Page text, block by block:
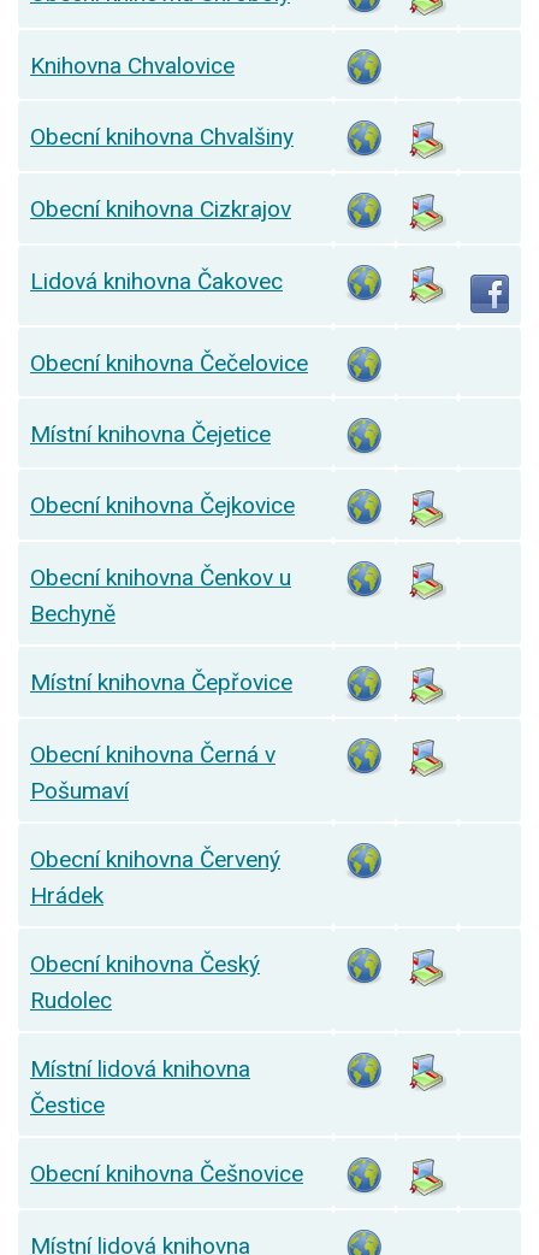
Knihovna Chvalovice
Obecní knihovna Chvalšiny
Obecní knihovna Cizkrajov
Lidová knihovna Čakovec
Obecní knihovna Čečelovice
Místní knihovna Čejetice
Obecní knihovna Čejkovice
Obecní knihovna Čenkov u
Bechyně
Místní knihovna Čepřovice
Obecní knihovna Černá v
Pošumaví
Obecní knihovna Červený
Hrádek
Obecní knihovna Český
Rudolec
Místní lidová knihovna
Čestice
Obecní knihovna Češnovice
Místní lidová knihovna